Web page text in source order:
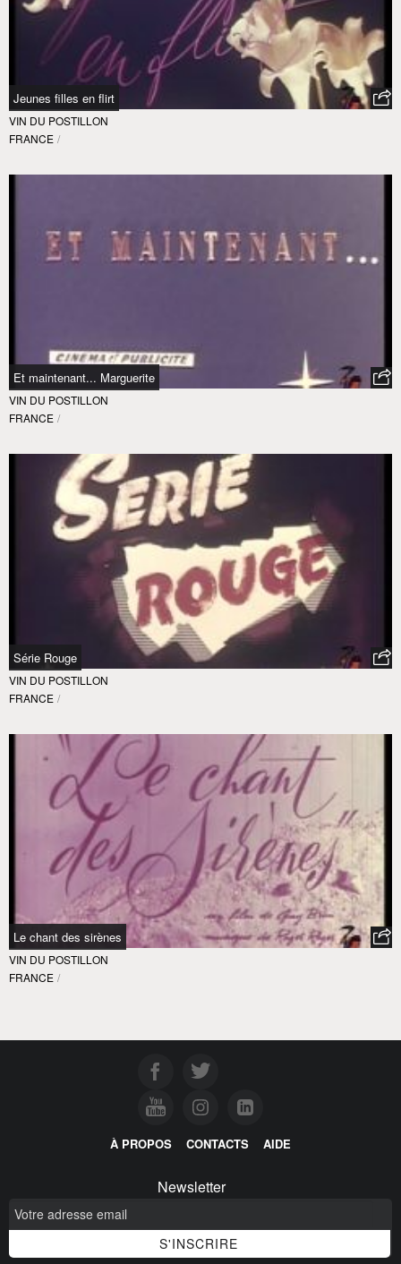
Jeunes filles en flirt
VIN DU POSTILLON
FRANCE /
Et maintenant... Marguerite
VIN DU POSTILLON
FRANCE /
Série Rouge
VIN DU POSTILLON
FRANCE /
Le chant des sirènes
VIN DU POSTILLON
FRANCE /
À PROPOS CONTACTS AIDE
Newsletter